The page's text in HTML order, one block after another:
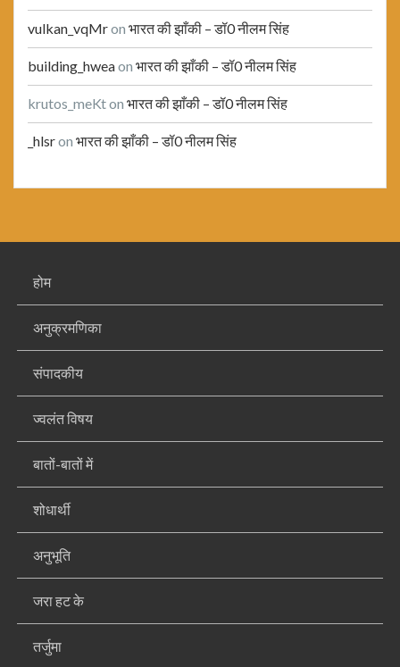
vulkan_vqMron भारत की झाँकी – डॉ0 नीलम सिंह
building_hweaon भारत की झाँकी – डॉ0 नीलम सिंह
krutos_meKton भारत की झाँकी – डॉ0 नीलम सिंह
_hlsron भारत की झाँकी – डॉ0 नीलम सिंह
होम
अनुक्रमणिका
संपादकीय
ज्वलंत विषय
बातों-बातों में
शोधार्थी
अनुभूति
जरा हट के
तर्जुमा